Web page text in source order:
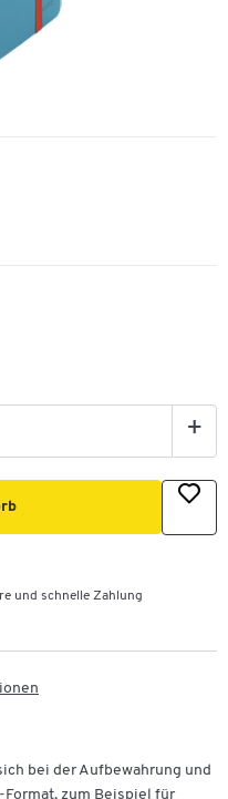
+
und schnelle Zahlung
bei der Aufbewahrung und
zum Beispiel für